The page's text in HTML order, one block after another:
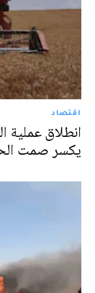
اقتصاد
انطلاق عملية
يكسر صمت